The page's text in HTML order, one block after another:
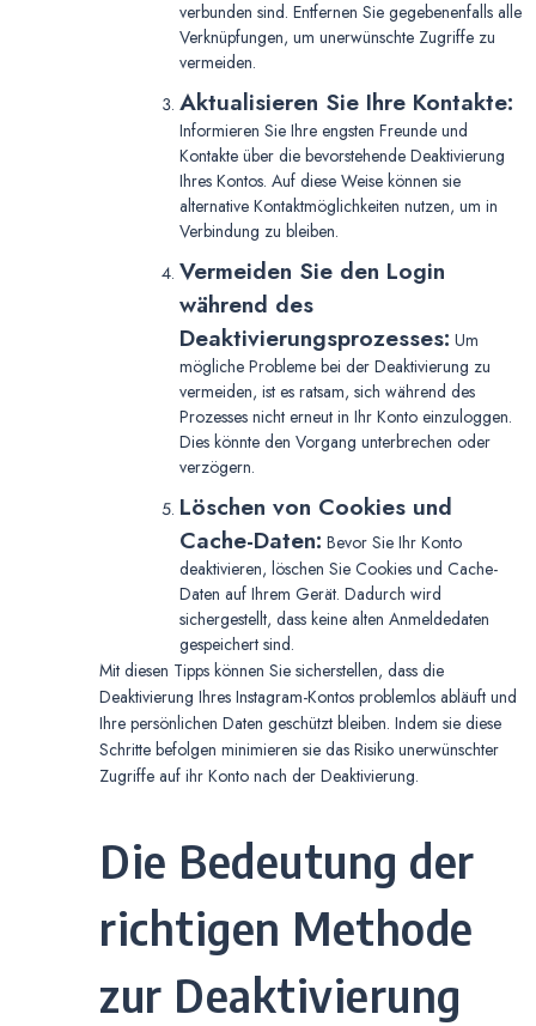
verbunden sind. Entfernen Sie gegebenenfalls alle
Verknüpfungen, um unerwünschte Zugriffe zu
vermeiden.
Aktualisieren Sie Ihre Kontakte:
Informieren Sie Ihre engsten Freunde und
Kontakte über die bevorstehende Deaktivierung
Ihres Kontos. Auf diese Weise können sie
alternative Kontaktmöglichkeiten nutzen, um in
Verbindung zu bleiben.
Vermeiden Sie den Login
während des
Deaktivierungsprozesses: Um
mögliche Probleme bei der Deaktivierung zu
vermeiden, ist es ratsam, sich während des
Prozesses nicht erneut in Ihr Konto einzuloggen.
Dies könnte den Vorgang unterbrechen oder
verzögern.
Löschen von Cookies und
Cache-Daten: Bevor Sie Ihr Konto
deaktivieren, löschen Sie Cookies und Cache-
Daten auf Ihrem Gerät. Dadurch wird
sichergestellt, dass keine alten Anmeldedaten
gespeichert sind.
Mit diesen Tipps können Sie sicherstellen, dass die
Deaktivierung Ihres Instagram-Kontos problemlos abläuft und
Ihre persönlichen Daten geschützt bleiben. Indem sie diese
Schritte befolgen minimieren sie das Risiko unerwünschter
Zugriffe auf ihr Konto nach der Deaktivierung.
Die Bedeutung der
richtigen Methode
zur Deaktivierung